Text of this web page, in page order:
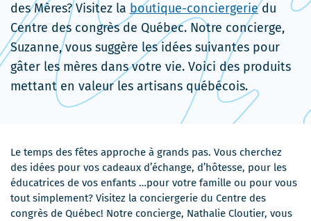
des Mères? Visitez la boutique-conciergeriedu
Centre des congrès de Québec. Notre concierge,
Suzanne, vous suggère les idées suivantes pour
gâter les mères dans votre vie. Voici des produits
mettant en valeur les artisans québécois.
Le temps des fêtes approche à grands pas. Vous cherchez
des idées pour vos cadeaux d’échange, d’hôtesse, pour les
éducatrices de vos enfants …pour votre famille ou pour vous
tout simplement? Visitez la conciergerie du Centre des
congrès de Québec! Notre concierge, Nathalie Cloutier, vous